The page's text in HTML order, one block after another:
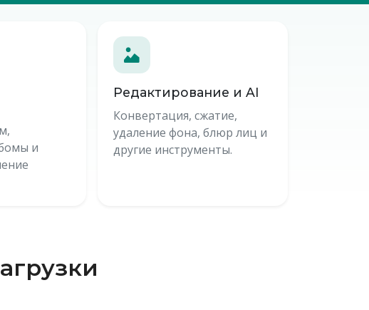
и
Редактирование и AI
Конвертация, сжатие,
удаление фона, блюр лиц и
другие инструменты.